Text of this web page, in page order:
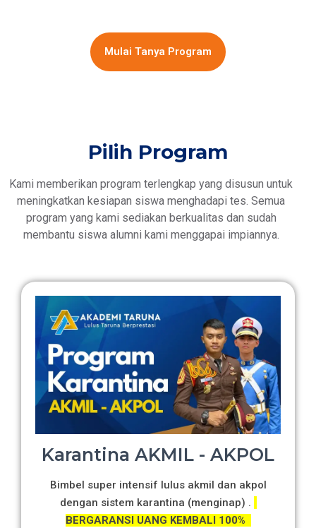
Mulai Tanya Program
Pilih Program
Kami memberikan program terlengkap yang disusun untuk
meningkatkan kesiapan siswa menghadapi tes. Semua
program yang kami sediakan berkualitas dan sudah
membantu siswa alumni kami menggapai impiannya.
Karantina AKMIL - AKPOL
Bimbel super intensif lulus akmil dan akpol
dengan sistem karantina (menginap) .
BERGARANSI UANG KEMBALI 100%